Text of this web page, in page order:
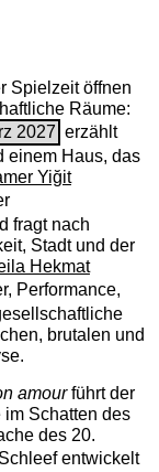
Spielzeit öffnen
Räume:
2027 erzählt
einem Haus, das
Yiğit
fragt nach
Stadt und der
Hekmat
Performance,
brutalen und
amourführt der
Schatten des
des 20.
Schleef entwickelt